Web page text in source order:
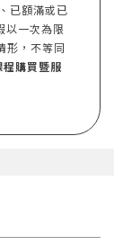
已額滿或已
一次為限
形，不等同
程購買暨服